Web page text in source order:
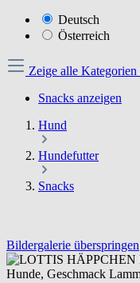
Deutsch
Österreich
Zeige alle Kategorien
Snacks anzeigen
Hund
Hundefutter
Snacks
Bildergalerie überspringen